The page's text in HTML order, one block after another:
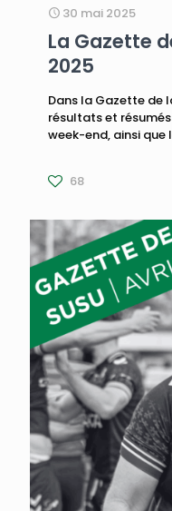
30 mai 2025
La Gazette
2025
Dans la Gazette de
résultats et
week-end, ainsi que
68